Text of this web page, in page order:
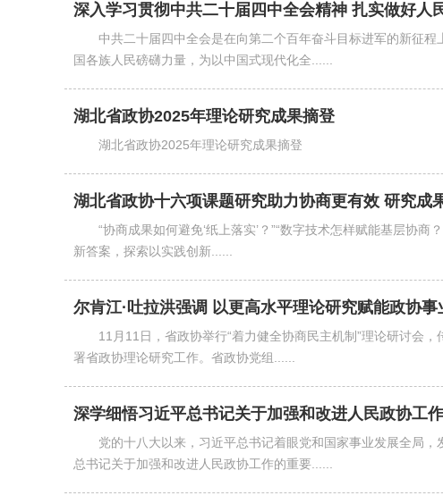
深入学习贯彻中共二十届四中全会精神 扎实做好人
中共二十届四中全会是在向第二个百年奋斗目标进军的新征
国各族人民磅礴力量，为以中国式现代化全......
湖北省政协2025年理论研究成果摘登
湖北省政协2025年理论研究成果摘登
湖北省政协十六项课题研究助力协商更有效 研究成
“协商成果如何避免‘纸上落实’？”“数字技术怎样赋能基层协
新答案，探索以实践创新......
尔肯江·吐拉洪强调 以更高水平理论研究赋能政协
11月11日，省政协举行“着力健全协商民主机制”理论研讨会
署省政协理论研究工作。省政协党组......
深学细悟习近平总书记关于加强和改进人民政协工
党的十八大以来，习近平总书记着眼党和国家事业发展全局
总书记关于加强和改进人民政协工作的重要......